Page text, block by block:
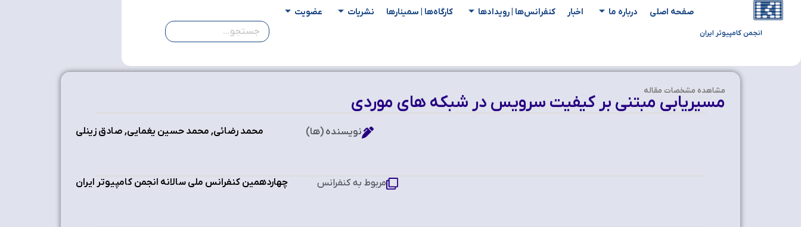
انجمن کامپیوتر ایران
صفحه اصلی درباره ما اخبار کنفرانس‌ها | رویدادها کارگاه‌ها | سمینار‌ها نشریات عضویت
مشاهده‌ مشخصات مقاله
مسیریابی مبتنی بر کیفیت سرویس در شبکه هاي موردي
محمد رضائی, محمد حسین یغمایی, صادق زینلی نویسنده (ها)
چهاردهمین کنفرانس ملی سالانه انجمن کامپیوتر ایران مربوط به کنفرانس